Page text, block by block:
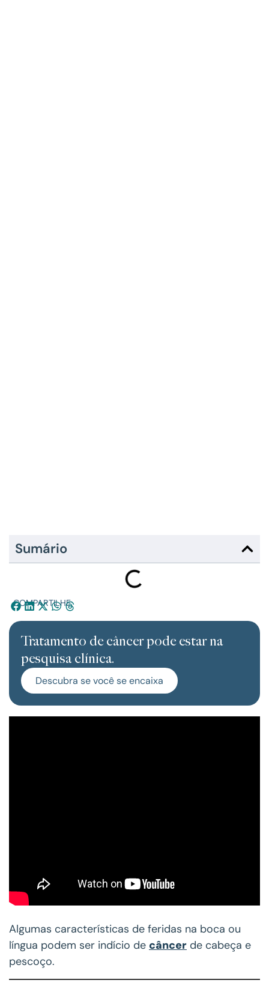
Sumário
COMPARTILHE:
Tratamento de câncer pode estar na
pesquisa clínica.
Descubra se você se encaixa
Algumas características de feridas na boca ou
língua podem ser indício de câncer de cabeça e
pescoço.